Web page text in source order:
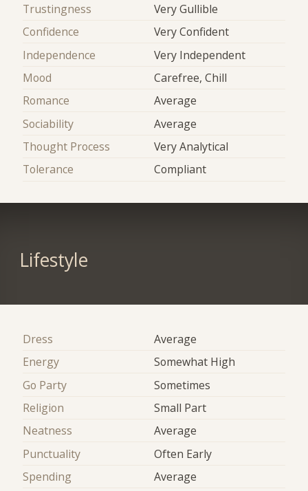
Trustingness
Very Gullible
Confidence
Very Confident
Independence
Very Independent
Mood
Carefree, Chill
Romance
Average
Sociability
Average
Thought Process
Very Analytical
Tolerance
Compliant
Lifestyle
Dress
Average
Energy
Somewhat High
Go Party
Sometimes
Religion
Small Part
Neatness
Average
Punctuality
Often Early
Spending
Average